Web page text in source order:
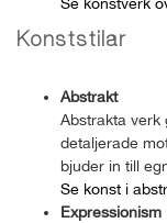
Konststilar
Abstrakt
Abstrakta verk
detaljerade
bjuder in till
Se konst i
Expressionism